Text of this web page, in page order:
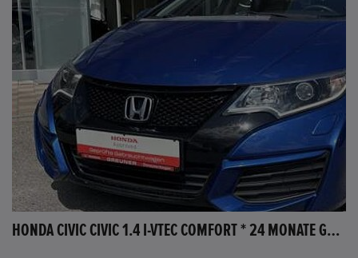
HONDA CIVIC CIVIC 1.4 I-VTEC COMFORT * 24 MONATE GARANTIE *